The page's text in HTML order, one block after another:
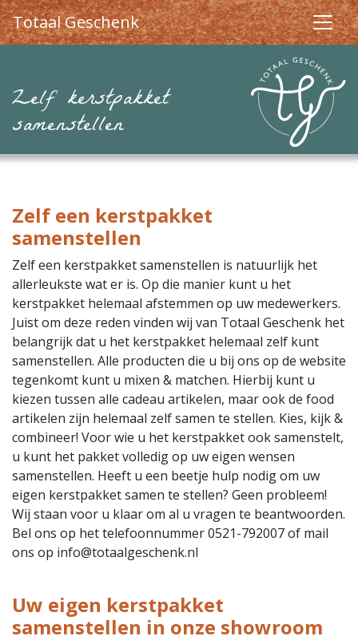
Totaal Geschenk
Zelf kerstpakket
samenstellen
Zelf een kerstpakket
samenstellen
Zelf een kerstpakket samenstellen is natuurlijk het
allerleukste wat er is. Op die manier kunt u het
kerstpakket helemaal afstemmen op uw medewerkers.
Juist om deze reden vinden wij van Totaal Geschenk het
belangrijk dat u het kerstpakket helemaal zelf kunt
samenstellen. Alle producten die u bij ons op de website
tegenkomt kunt u mixen & matchen. Hierbij kunt u
kiezen tussen alle cadeau artikelen, maar ook de food
artikelen zijn helemaal zelf samen te stellen. Kies, kijk &
combineer! Voor wie u het kerstpakket ook samenstelt,
u kunt het pakket volledig op uw eigen wensen
samenstellen. Heeft u een beetje hulp nodig om uw
eigen kerstpakket samen te stellen? Geen probleem!
Wij staan voor u klaar om al u vragen te beantwoorden.
Bel ons op het telefoonnummer 0521-792007 of mail
ons op info@totaalgeschenk.nl
Uw eigen kerstpakket
samenstellen in onze showroom